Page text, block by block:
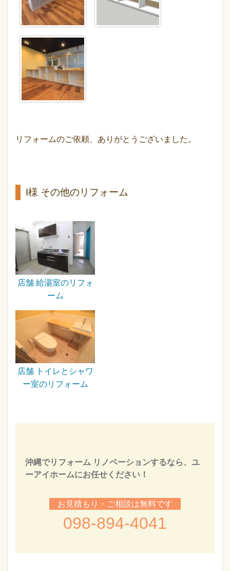
リフォームのご依頼、ありがとうございました。
I様 その他のリフォーム
店舗 給湯室のリフォ
ーム
店舗 トイレとシャワ
ー室のリフォーム
沖縄でリフォーム リノベーションするなら、ユ
ーアイホームにお任せください！
お見積もり・ご相談は無料です
098-894-4041